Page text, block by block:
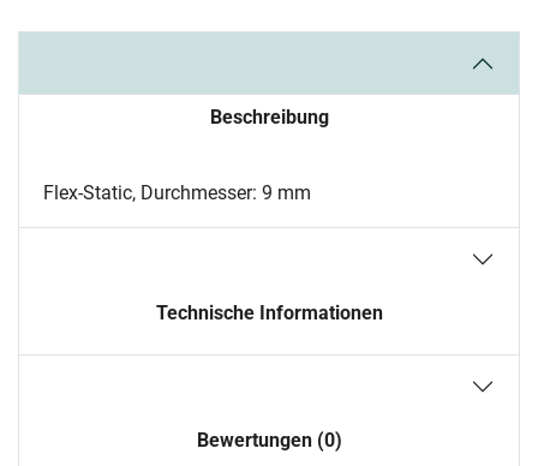
Beschreibung
Flex-Static, Durchmesser: 9 mm
Technische Informationen
Bewertungen (0)